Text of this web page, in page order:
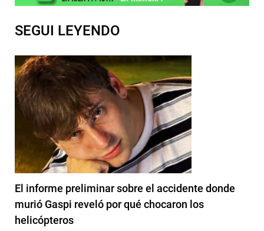
SEGUI LEYENDO
El informe preliminar sobre el accidente donde
murió Gaspi reveló por qué chocaron los
helicópteros